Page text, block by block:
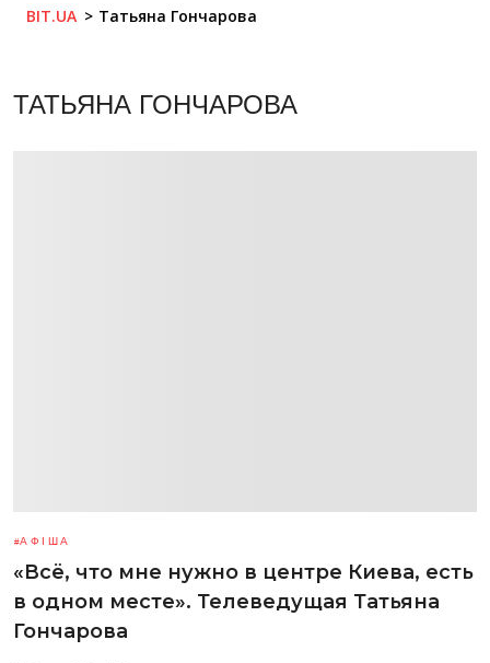
BIT.UA Татьяна Гончарова
ТАТЬЯНА ГОНЧАРОВА
АФІША
«Всё, что мне нужно в центре Киева, есть
в одном месте». Телеведущая Татьяна
Гончарова